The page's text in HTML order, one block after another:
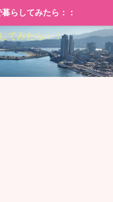
てみたら：：
暮らしてみたら：：